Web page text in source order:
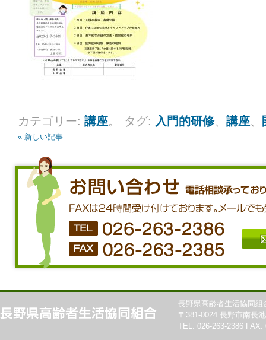
カテゴリー: 講座。 タグ: 入門的研修、 講座、
« 新しい記事
長野県高齢者生活協同組
〒381-0024 長野市南長
TEL. 026-263-2386 FAX.